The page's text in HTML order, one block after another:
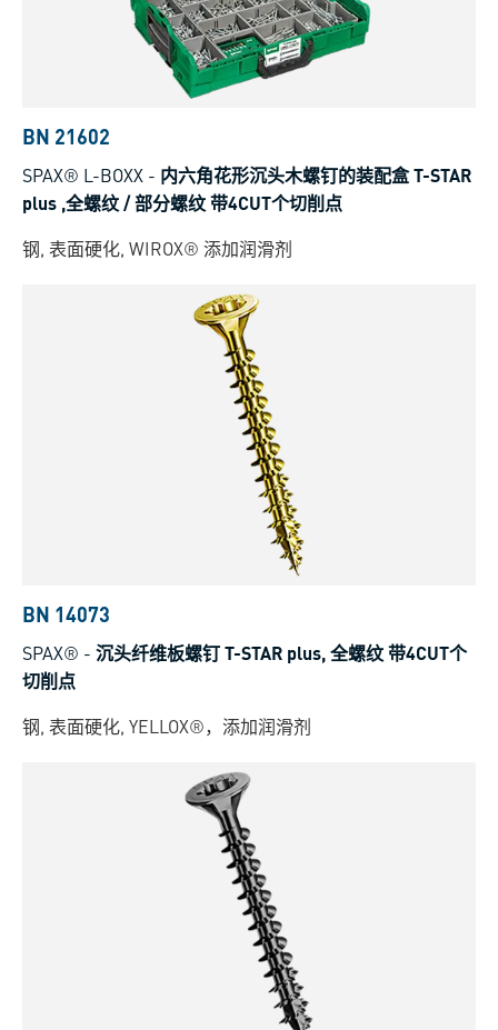
BN 21602
SPAX® L-BOXX - 内六角花形沉头木螺钉的装配盒 T-STAR
plus ,全螺纹 / 部分螺纹 带4CUT个切削点
钢, 表面硬化, WIROX® 添加润滑剂
BN 14073
SPAX® - 沉头纤维板螺钉 T-STAR plus, 全螺纹 带4CUT个
切削点
钢, 表面硬化, YELLOX®，添加润滑剂